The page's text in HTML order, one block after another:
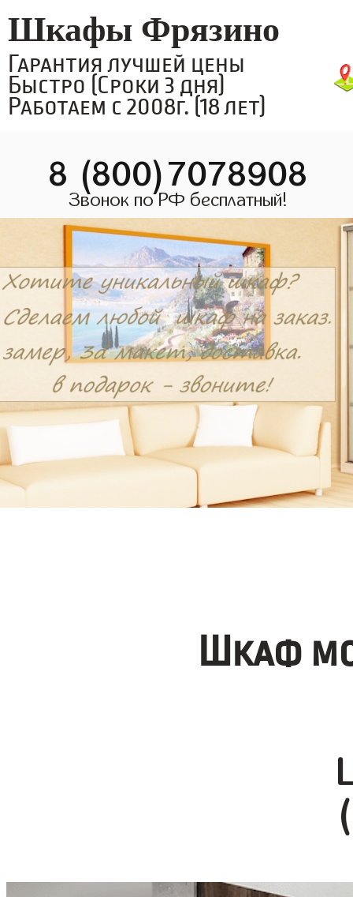
Шкафы Фрязино
Гарантия лучшей цены
Быстро (Сроки 3 дня)
Работаем с 2008г. (18 лет)
8 (800)7078908
Звонок по РФ бесплатный!
Шкаф